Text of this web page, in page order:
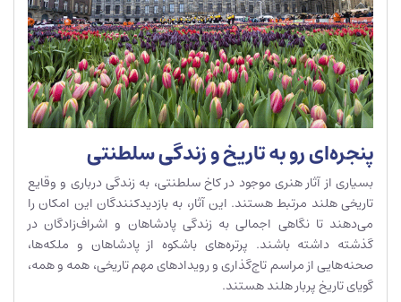
پنجره‌ای رو به تاریخ و زندگی سلطنتی
بسیاری از آثار هنری موجود در کاخ سلطنتی، به زندگی درباری و وقایع
تاریخی هلند مرتبط هستند. این آثار، به بازدیدکنندگان این امکان را
می‌دهند تا نگاهی اجمالی به زندگی پادشاهان و اشراف‌زادگان در
گذشته داشته باشند. پرتره‌های باشکوه از پادشاهان و ملکه‌ها،
صحنه‌هایی از مراسم تاج‌گذاری و رویدادهای مهم تاریخی، همه و همه،
گویای تاریخ پربار هلند هستند.